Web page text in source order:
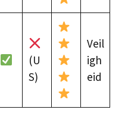
(U
S)
Veil
igh
eid